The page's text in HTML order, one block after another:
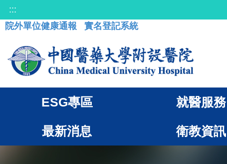
:::
院外單位健康通報
實名登記系統
ESG專區 就醫服務
最新消息 衛教資訊